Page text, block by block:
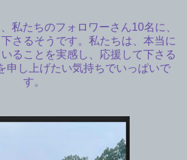
私たちのフォロワーさん10名に、
さるそうです。私たちは、本当に
ることを実感し、応援して下さる
申し上げたい気持ちでいっぱいで
す。